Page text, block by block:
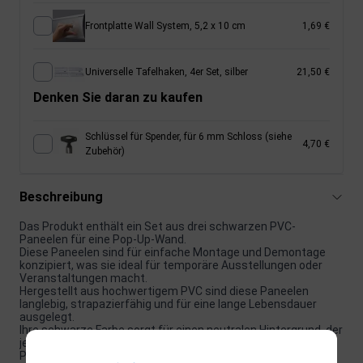
Frontplatte Wall System, 5,2 x 10 cm 1,69 €
Universelle Tafelhaken, 4er Set, silber 21,50 €
Denken Sie daran zu kaufen
Schlüssel für Spender, für 6 mm Schloss (siehe
Zubehör)
4,70 €
Beschreibung
Das Produkt enthält ein Set aus drei schwarzen PVC-
Paneelen für eine Pop-Up-Wand.
Diese Paneelen sind für einfache Montage und Demontage
konzipiert, was sie ideal für temporäre Ausstellungen oder
Veranstaltungen macht.
Hergestellt aus hochwertigem PVC sind diese Paneelen
langlebig, strapazierfähig und für eine lange Lebensdauer
ausgelegt.
Ihre schwarze Farbe sorgt für einen neutralen Hintergrund, der
jede Art von Kunstwerk oder Display ergänzt.
Perfekt für den Einsatz in Geschäften, Galerien,